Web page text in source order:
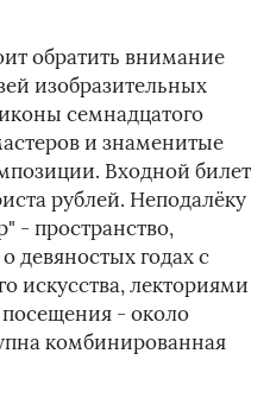
обратить внимание
изобразительных
семнадцатого
и знаменитые
Входной билет
рублей. Неподалёку
- пространство,
девяностых годах с
искусства, лекториями
- около
комбинированная